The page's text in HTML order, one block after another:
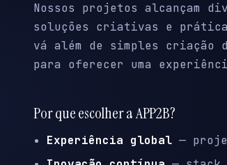
Nossos projetos alcançam
soluções criativas e
vá além de simples
para oferecer uma
Por que escolher a APP2B?
Experiência global —